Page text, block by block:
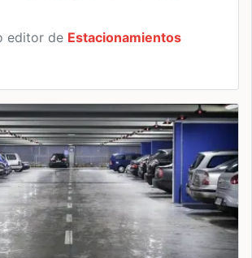
editor de Estacionamientos